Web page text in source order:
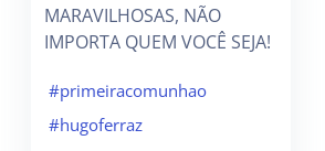
MARAVILHOSAS, NÃO
IMPORTA QUEM VOCÊ SEJA!
#primeiracomunhao
#hugoferraz